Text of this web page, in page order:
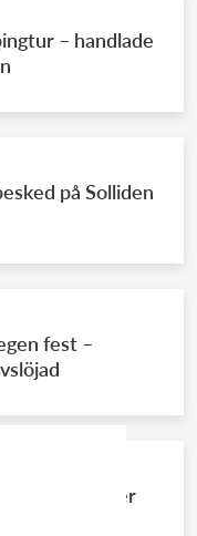
– handlade
på Solliden
fest –
bryter